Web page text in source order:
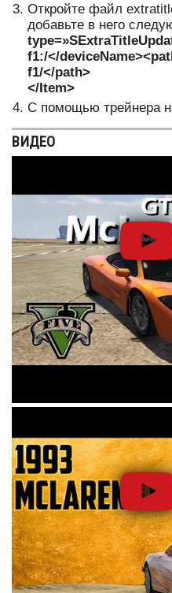
Откройте файл
добавьте в него
type=»
f1:/</deviceName><
f1/</path>
</Item>
С помощью трейнера
ВИДЕО